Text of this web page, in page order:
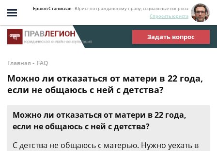
Ершов Станислав- Юрист по гражданскому праву, социальные вопросы
Спросить юриста
Задать вопрос
Главная - FAQ
Можно ли отказаться от матери в 22 года,
если не общаюсь с ней с детства?
Можно ли отказаться от матери в 22 года,
если не общаюсь с ней с детства?
С детства не общаюсь с матерью. Нужно уехать в